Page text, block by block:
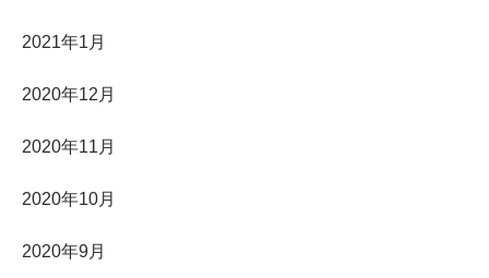
2021年1月
2020年12月
2020年11月
2020年10月
2020年9月